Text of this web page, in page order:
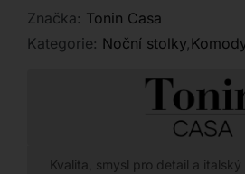
Značka: Tonin Casa
Kategorie: Noční stolky,
Kvalita, smysl pro detail a